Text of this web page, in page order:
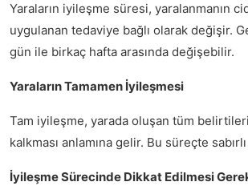
Yaraların iyileşme süresi, yaralanmanın
uygulanan tedaviye bağlı olarak değişir.
gün ile birkaç hafta arasında değişebilir.
Yaraların Tamamen İyileşmesi
Tam iyileşme, yarada oluşan tüm
kalkması anlamına gelir. Bu süreçte
İyileşme Sürecinde Dikkat Edilmesi